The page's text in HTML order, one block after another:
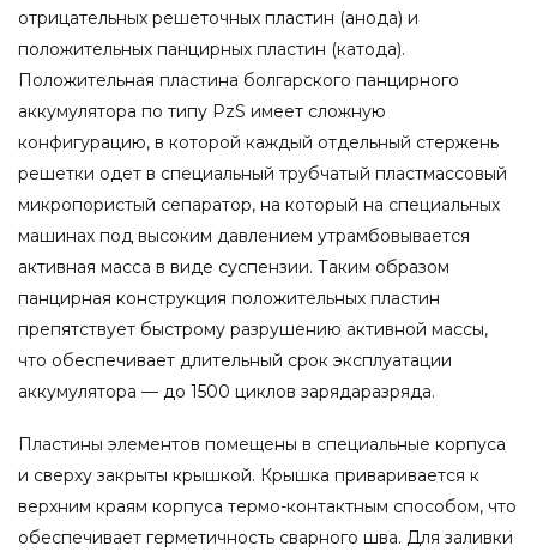
отрицательных решеточных пластин (анода) и
положительных панцирных пластин (катода).
Положительная пластина болгарского панцирного
аккумулятора по типу PzS имеет сложную
конфигурацию, в которой каждый отдельный стержень
решетки одет в специальный трубчатый пластмассовый
микропористый сепаратор, на который на специальных
машинах под высоким давлением утрамбовывается
активная масса в виде суспензии. Таким образом
панцирная конструкция положительных пластин
препятствует быстрому разрушению активной массы,
что обеспечивает длительный срок эксплуатации
аккумулятора — до 1500 циклов зарядаразряда.
Пластины элементов помещены в специальные корпуса
и сверху закрыты крышкой. Крышка приваривается к
верхним краям корпуса термо-контактным способом, что
обеспечивает герметичность сварного шва. Для заливки